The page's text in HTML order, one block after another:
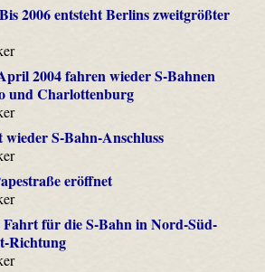
2006 entsteht Berlins zweitgrößter
2004 fahren wieder S-Bahnen
und Charlottenburg
S-Bahn-Anschluss
eröffnet
für die S-Bahn in Nord-Süd-
Richtung